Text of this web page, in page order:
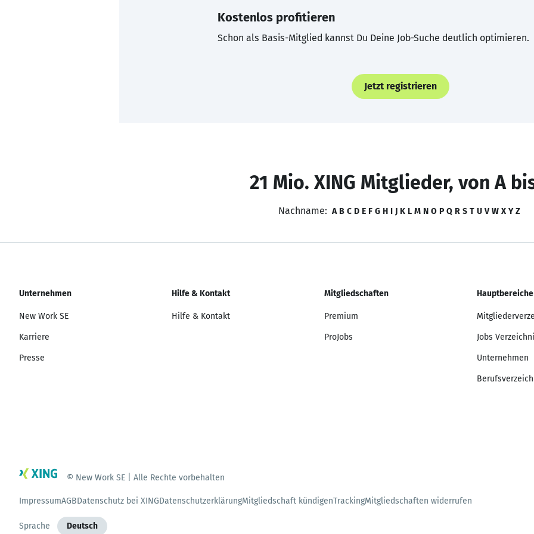
Kostenlos profitieren
Schon als Basis-Mitglied kannst Du Deine Job-Suche deutlich optimieren.
Jetzt registrieren
21 Mio. XING Mitglieder, von A
Nachname: A B C D E F G H I J K L M N O P Q R S T U V W X Y Z
Unternehmen
New Work SE
Karriere
Presse
Hilfe & Kontakt
Hilfe & Kontakt
Mitgliedschaften
Premium
ProJobs
Hauptbereiche
Jobs
Unternehmen
© New Work SE | Alle Rechte vorbehalten
ImpressumAGBDatenschutz bei XINGDatenschutzerklärungMitgliedschaft kündigenTrackingMitgliedschaften widerrufen
Sprache Deutsch